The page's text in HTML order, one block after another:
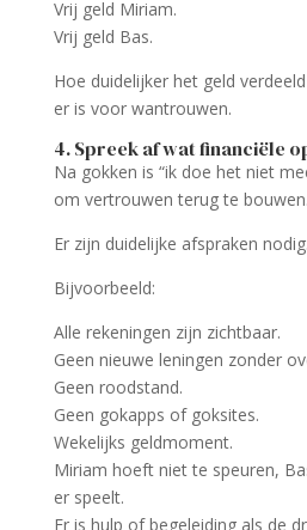
Vrij geld Miriam.
Vrij geld Bas.
Hoe duidelijker het geld
er is voor wantrouwen.
4. Spreek af wat financiële
Na gokken is “ik doe het niet
om vertrouwen terug te bouwen.
Er zijn duidelijke afspraken nodig.
Bijvoorbeeld:
Alle rekeningen zijn zichtbaar.
Geen nieuwe leningen zonder
Geen roodstand.
Geen gokapps of goksites.
Wekelijks geldmoment.
Miriam hoeft niet te speuren,
er speelt.
Er is hulp of begeleiding als de